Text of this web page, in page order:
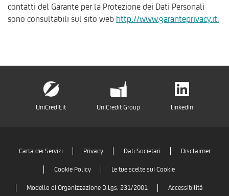
contatti del Garante per la Protezione dei Dati Personali
sono consultabili sul sito web http://www.garanteprivacy.it.
UniCredit.it UniCredit Group LinkedIn
Carta dei Servizi Privacy Dati Societari Disclaimer
Cookie Policy Le tue scelte sui Cookie
Modello di Organizzazione D.Lgs. 231/2001 Accessibilità